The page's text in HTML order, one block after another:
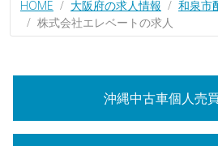
HOME 大阪府の求人情報
和泉市
株式会社エレベートの求人
沖縄中古車個人売